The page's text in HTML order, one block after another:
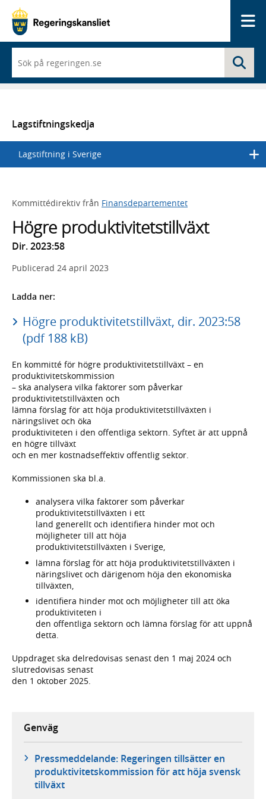
du
börjar
skriva
en
lista
med
sökförslag
Lagstiftningskedja
Lagstiftning i Sverige
Kommittédirektiv från Finansdepartementet
Högre produktivitetstillväxt
Dir. 2023:58
Publicerad 24 april 2023
Ladda ner:
Högre produktivitetstillväxt, dir. 2023:58
(pdf 188 kB)
En kommitté för högre produktivitetstillväxt – en
produktivitetskommission
– ska analysera vilka faktorer som påverkar
produktivitetstillväxten och
lämna förslag för att höja produktivitetstillväxten i
näringslivet och öka
produktiviteten i den offentliga sektorn. Syftet är att uppnå
en högre tillväxt
och en mer kostnadseffektiv offentlig sektor.
Kommissionen ska bl.a.
analysera vilka faktorer som påverkar
produktivitetstillväxten i ett
land generellt och identifiera hinder mot och
möjligheter till att höja
produktivitetstillväxten i Sverige,
lämna förslag för att höja produktivitetstillväxten i
näringslivet och därigenom höja den ekonomiska
tillväxten,
identifiera hinder mot och möjligheter till att öka
produktiviteten i
den offentliga sektorn och lämna förslag för att uppnå
detta.
Uppdraget ska delredovisas senast den 1 maj 2024 och
slutredovisas senast
den 1 oktober 2025.
Genväg
Pressmeddelande: Regeringen tillsätter en
produktivitetskommission för att höja svensk
tillväxt